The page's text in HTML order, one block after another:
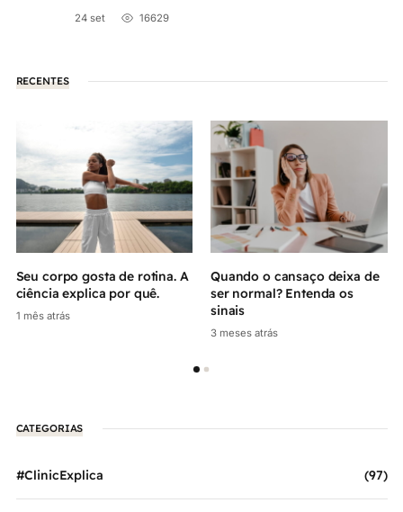
24 set 16629
RECENTES
Seu corpo gosta de rotina. A
ciência explica por quê.
1 mês atrás
Quando o cansaço deixa de
ser normal? Entenda os
sinais
3 meses atrás
CATEGORIAS
#ClinicExplica (97)